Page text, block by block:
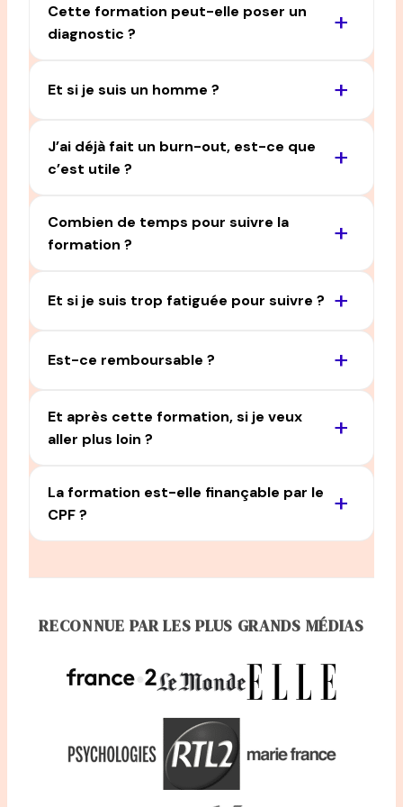
Cette formation peut-elle poser un
diagnostic ?
+
Et si je suis un homme ? +
J’ai déjà fait un burn-out, est-ce que
c’est utile ?
+
Combien de temps pour suivre la
formation ?
+
Et si je suis trop fatiguée pour suivre ? +
Est-ce remboursable ? +
Et après cette formation, si je veux
aller plus loin ?
+
La formation est-elle finançable par le
CPF ?
+
RECONNUE PAR LES PLUS GRANDS MÉDIAS